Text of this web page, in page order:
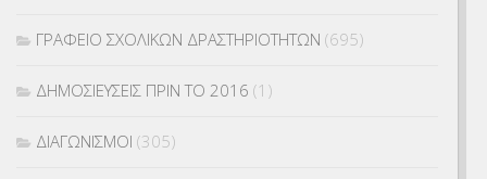
ΓΡΑΦΕΙΟ ΣΧΟΛΙΚΩΝ ΔΡΑΣΤΗΡΙΟΤΗΤΩΝ (695)
ΔΗΜΟΣΙΕΥΣΕΙΣ ΠΡΙΝ ΤΟ 2016 (1)
ΔΙΑΓΩΝΙΣΜΟΙ (305)